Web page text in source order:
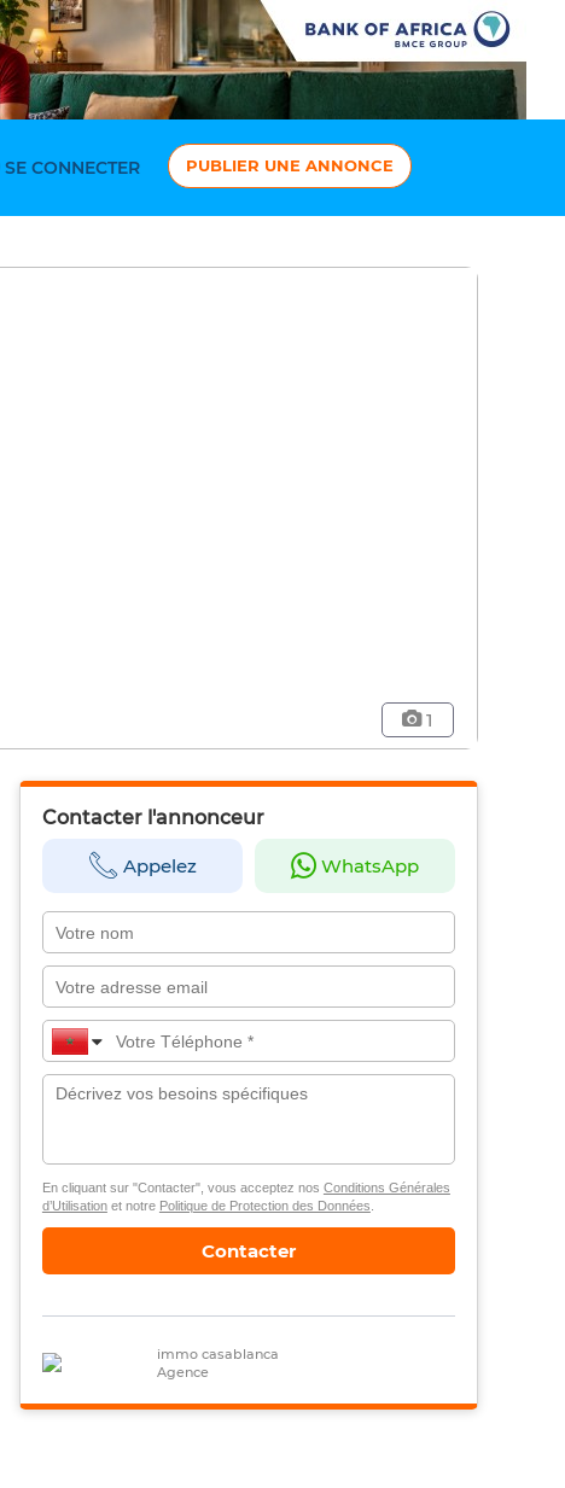
SE CONNECTER PUBLIER UNE ANNONCE
1
Contacter l'annonceur
Appelez WhatsApp
En cliquant sur "Contacter", vous acceptez nos Conditions Générales
d’Utilisationet notre Politique de Protection des Données
Contacter
immo casablanca
Agence